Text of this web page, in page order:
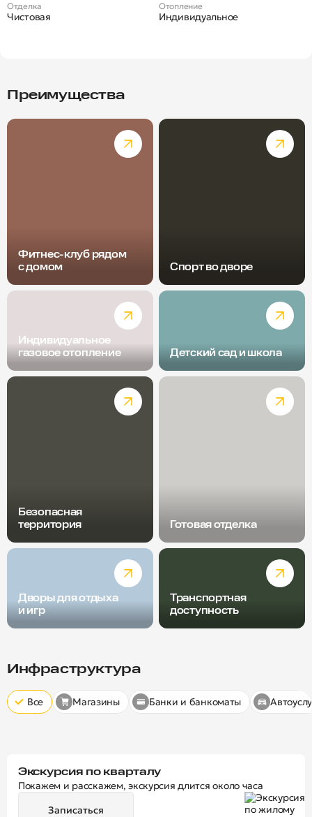
Отделка
Чистовая
Отопление
Индивидуальное
Преимущества
Фитнес-клуб рядом
с домом
Спорт во дворе
Индивидуальное
газовое отопление
Детский сад и школа
Безопасная
территория
Готовая отделка
Дворы для отдыха
и игр
Транспортная
доступность
Инфраструктура
Все Магазины Банки и банкоматы
Экскурсия по кварталу
Покажем и расскажем, экскурсия длится около часа
Записаться